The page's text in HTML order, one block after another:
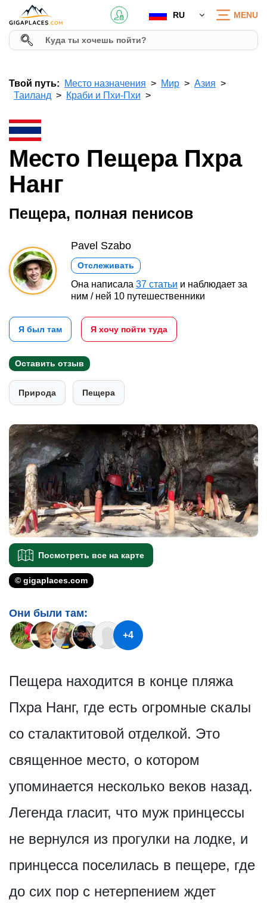
RU MENU
Твой путь: Место назначения Мир
Азия
Таиланд
Краби и Пхи-Пхи
Место Пещера Пхра
Нанг
Пещера, полная пенисов
Pavel Szabo
Отслеживать
Она написала 37 статьи и наблюдает за
ним / ней 10 путешественники
Я был там Я хочу пойти туда
Оставить отзыв
Природа Пещера
Посмотреть все на карте
© gigaplaces.com
Они были там:
+4
Пещера находится в конце пляжа
Пхра Нанг, где есть огромные скалы
со сталактитовой отделкой. Это
священное место, о котором
упоминается несколько веков назад.
Легенда гласит, что муж принцессы
не вернулся из прогулки на лодке, и
принцесса поселилась в пещере, где
до сих пор с нетерпением ждет